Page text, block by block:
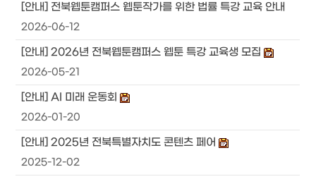
[안내] 전북웹툰캠퍼스 웹툰작가를 위한 법률 특강 교육 안내
2026-06-12
[안내] 2026년 전북웹툰캠퍼스 웹툰 특강 교육생 모집
2026-05-21
[안내] AI 미래 운동회
2026-01-20
[안내] 2025년 전북특별자치도 콘텐츠 페어
2025-12-02